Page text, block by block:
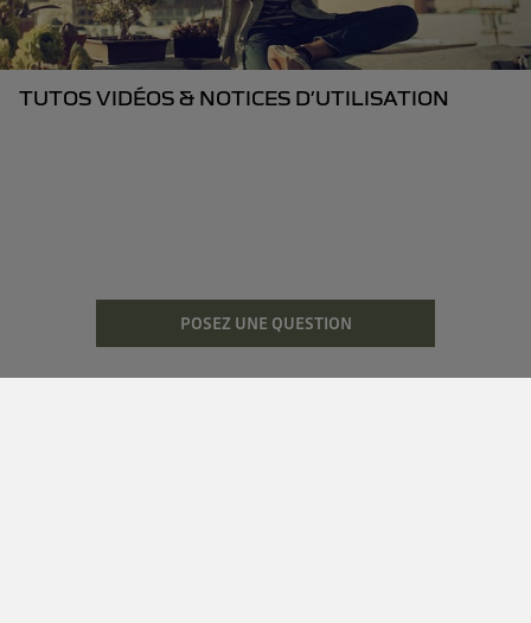
TUTOS VIDÉOS & NOTICES D’UTILISATION
POSEZ UNE QUESTION